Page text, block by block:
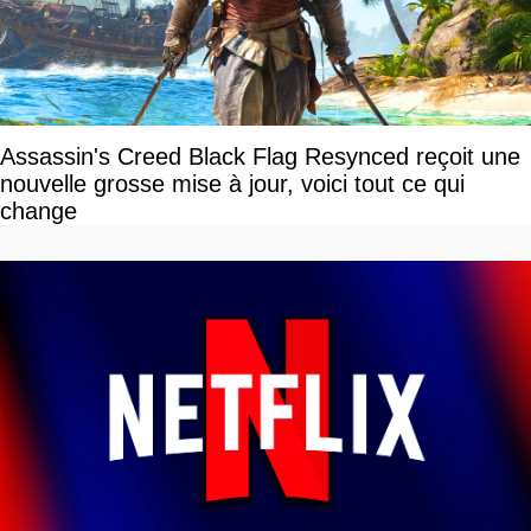
Assassin's Creed Black Flag Resynced reçoit une
nouvelle grosse mise à jour, voici tout ce qui
change